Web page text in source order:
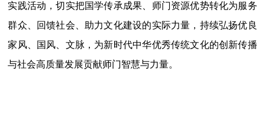
实践活动，切实把国学传承成果、师门资源优势转化为服务
群众、回馈社会、助力文化建设的实际力量，持续弘扬优良
家风、国风、文脉，为新时代中华优秀传统文化的创新传播
与社会高质量发展贡献师门智慧与力量。